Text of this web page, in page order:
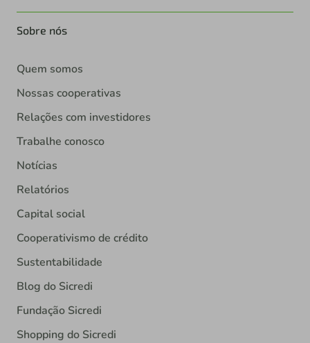
Sobre nós
Quem somos
Nossas cooperativas
Relações com investidores
Trabalhe conosco
Notícias
Relatórios
Capital social
Cooperativismo de crédito
Sustentabilidade
Blog do Sicredi
Fundação Sicredi
Shopping do Sicredi